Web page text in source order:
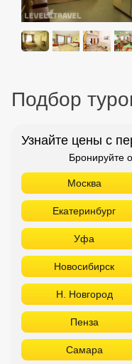
Подбор
Узнайте цены с
Бронируйте
Москва
Екатеринбург
Уфа
Новосибирск
Н. Новгород
Пенза
Самара